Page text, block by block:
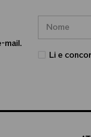
mail.
Li e